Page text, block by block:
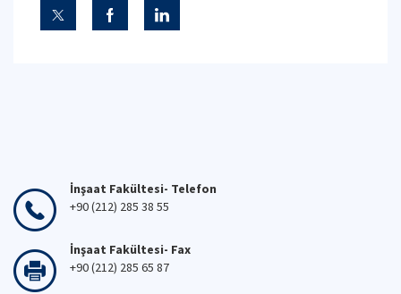
İnşaat Fakültesi- Telefon
+90 (212) 285 38 55
İnşaat Fakültesi- Fax
+90 (212) 285 65 87